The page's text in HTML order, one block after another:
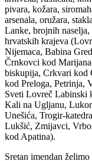
pivara, kožara,
arsenala, oružara,
Lanke, brojnih
hrvatskih krajeva
Nijemaca, Babina
Črnkovci kod
biskupija, Crkvari kod
kod Preloga, Petrinja,
Sveti Lovreč Labinski
Kali na Ugljanu,
Unešića, Trogir-
Lukšić, Zmijavci,
kod Apatina).
Sretan imendan